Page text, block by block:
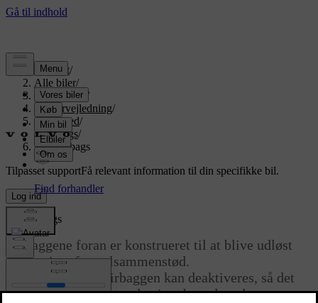
Support/
Alle biler/
EX90 2027 /
Brugervejledning/
Sikkerhed/
Airbags/
Frontairbags
Tilpasset supportFå relevant information til din specifikke bil.
Log ind
Frontairbags
Airbaggene foran er konstrueret til at blive udløst
under visse frontalsammenstød.
Forsædepassagerairbaggen kan deaktiveres, så det
bliver muligt at anvende visse bagudvendte